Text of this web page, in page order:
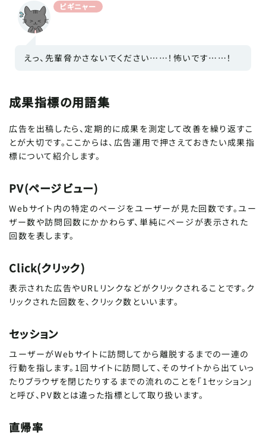
ビギニャー
えっ、先輩脅かさないでください……！怖いです……！
成果指標の用語集
広告を出稿したら、定期的に成果を測定して改善を繰り返すこ
とが大切です。ここからは、広告運用で押さえておきたい成果指
標について紹介します。
PV(ページビュー)
Webサイト内の特定のページをユーザーが見た回数です。ユー
ザー数や訪問回数にかかわらず、単純にページが表示された
回数を表します。
Click(クリック)
表示された広告やURLリンクなどがクリックされることです。ク
リックされた回数を、クリック数といいます。
セッション
ユーザーがWebサイトに訪問してから離脱するまでの一連の
行動を指します。1回サイトに訪問して、そのサイトから出ていっ
たりブラウザを閉じたりするまでの流れのことを「1セッション」
と呼び、PV数とは違った指標として取り扱います。
直帰率